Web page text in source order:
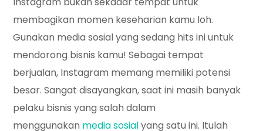
membagikan momen keseharian kamu loh.
Gunakan media sosial yang sedang hits ini untuk
mendorong bisnis kamu! Sebagai tempat
berjualan, Instagram memang memiliki potensi
besar. Sangat disayangkan, saat ini masih banyak
pelaku bisnis yang salah dalam
menggunakan media sosialyang satu ini. Itulah